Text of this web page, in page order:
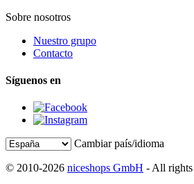
Sobre nosotros
Nuestro grupo
Contacto
Síguenos en
Cambiar país/idioma
© 2010-2026 niceshops GmbH - All rights